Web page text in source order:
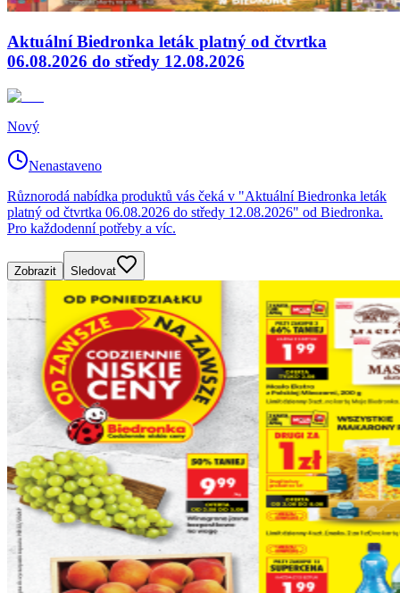
Aktuální Biedronka leták platný od čtvrtka
06.08.2026 do středy 12.08.2026
Nový
Nenastaveno
Různorodá nabídka produktů vás čeká v "Aktuální Biedronka leták
platný od čtvrtka 06.08.2026 do středy 12.08.2026" od Biedronka.
Pro každodenní potřeby a víc.
Zobrazit Sledovat